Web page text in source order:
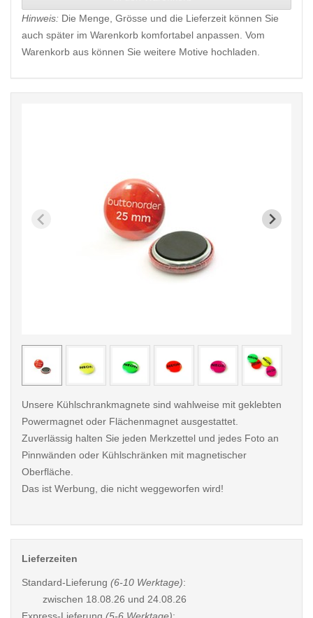
Hinweis: Die Menge, Grösse und die Lieferzeit können Sie
auch später im Warenkorb komfortabel anpassen. Vom
Warenkorb aus können Sie weitere Motive hochladen.
< /picture>
Unsere Kühlschrankmagnete sind wahlweise mit geklebten
Powermagnet oder Flächenmagnet ausgestattet.
Zuverlässig halten Sie jeden Merkzettel und jedes Foto an
Pinnwänden oder Kühlschränken mit magnetischer
Oberfläche.
Das ist Werbung, die nicht weggeworfen wird!
Lieferzeiten
Standard-Lieferung (6-10 Werktage):
zwischen 18.08.26 und 24.08.26